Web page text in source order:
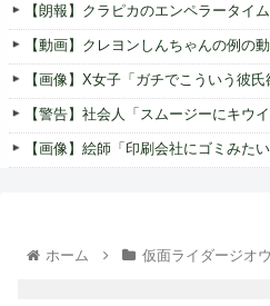
【朗報】クラピカのエンペラータイ
【動画】クレヨンしんちゃんの例の
【画像】X女子「ガチでこういう彼氏
【警告】社会人「スムージーにキウ
【画像】絵師「印刷会社にゴミみた
ホーム 仮面ライダージオウ